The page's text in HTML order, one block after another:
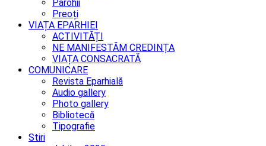
Parohii
Preoți
VIAȚA EPARHIEI
ACTIVITĂȚI
NE MANIFESTĂM CREDINȚA
VIAȚA CONSACRATĂ
COMUNICARE
Revista Eparhială
Audio gallery
Photo gallery
Bibliotecă
Tipografie
Stiri